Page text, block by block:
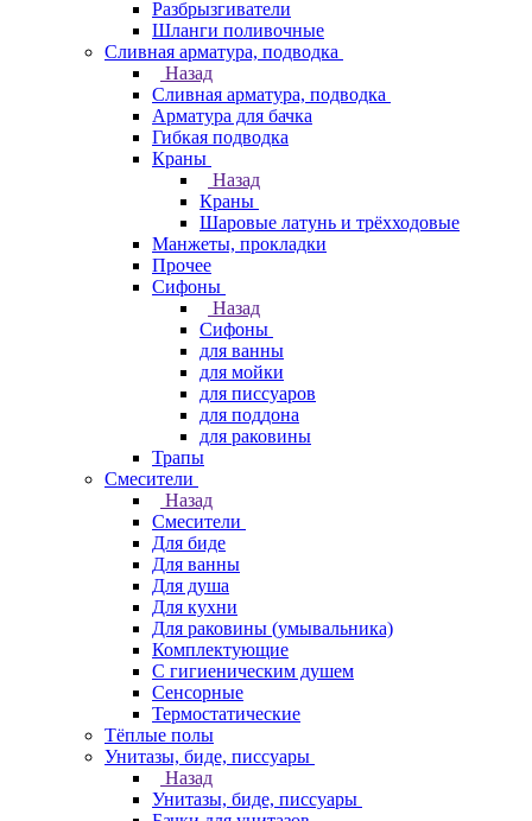
Разбрызгиватели
Шланги поливочные
Сливная арматура, подводка
Назад
Сливная арматура, подводка
Арматура для бачка
Гибкая подводка
Краны
Назад
Краны
Шаровые латунь и трёхходовые
Манжеты, прокладки
Прочее
Сифоны
Назад
Сифоны
для ванны
для мойки
для писсуаров
для поддона
для раковины
Трапы
Смесители
Назад
Смесители
Для биде
Для ванны
Для душа
Для кухни
Для раковины (умывальника)
Комплектующие
С гигиеническим душем
Сенсорные
Термостатические
Тёплые полы
Унитазы, биде, писсуары
Назад
Унитазы, биде, писсуары